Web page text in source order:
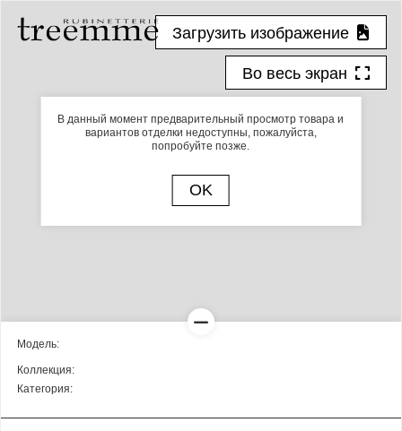
Модель:
Коллекция:
Категория:
Загрузить изображение
Во весь экран
В данный момент предварительный просмотр товара и
вариантов отделки недоступны, пожалуйста,
попробуйте позже.
OK